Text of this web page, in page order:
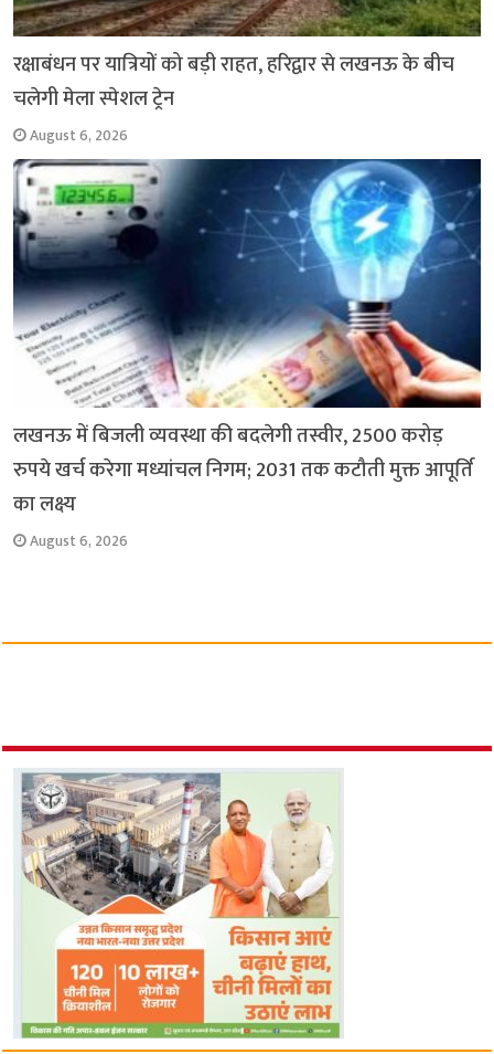
रक्षाबंधन पर यात्रियों को बड़ी राहत, हरिद्वार से लखनऊ के बीच
चलेगी मेला स्पेशल ट्रेन
August 6, 2026
लखनऊ में बिजली व्यवस्था की बदलेगी तस्वीर, 2500 करोड़
रुपये खर्च करेगा मध्यांचल निगम; 2031 तक कटौती मुक्त आपूर्ति
का लक्ष्य
August 6, 2026